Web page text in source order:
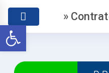
Abrir a barra
»